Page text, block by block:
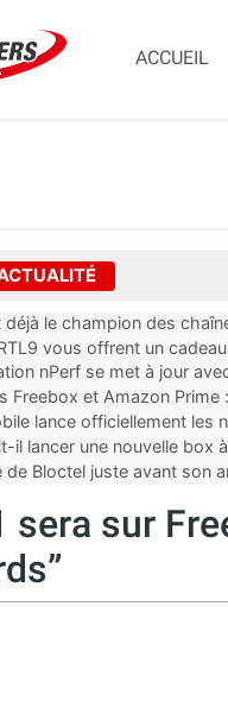
ACCUEIL
déjà le champion des
moin...vous offrent un
nPerf se met à jour
SFR ...
Freebox et Amazon
lance officiellement les
et des cadeaux
il lancer une nouvelle box
de Bloctel juste avant son
sera sur